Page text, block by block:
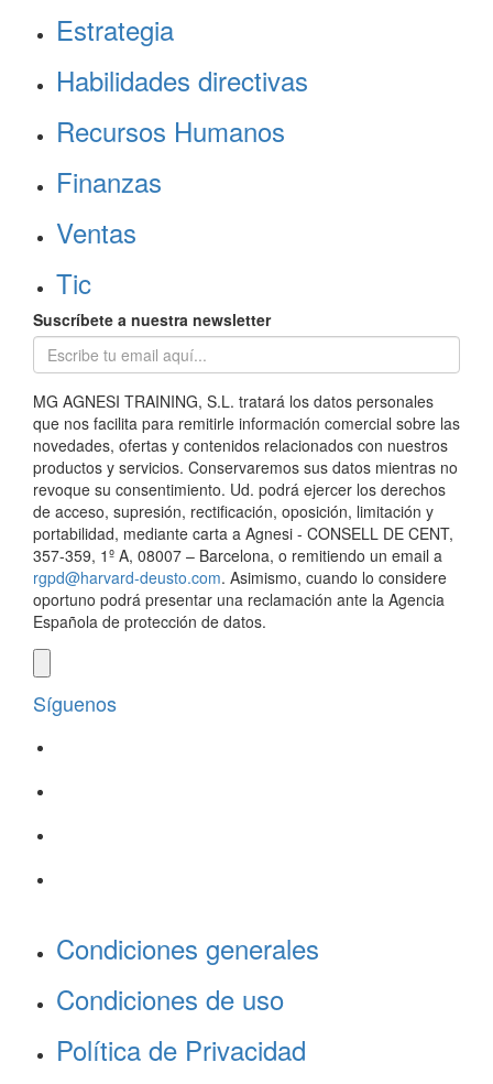
Estrategia
Habilidades directivas
Recursos Humanos
Finanzas
Ventas
Tic
Suscríbete a nuestra newsletter
MG AGNESI TRAINING, S.L. tratará los datos personales
que nos facilita para remitirle información comercial sobre las
novedades, ofertas y contenidos relacionados con nuestros
productos y servicios. Conservaremos sus datos mientras no
revoque su consentimiento. Ud. podrá ejercer los derechos
de acceso, supresión, rectificación, oposición, limitación y
portabilidad, mediante carta a Agnesi - CONSELL DE CENT,
357-359, 1º A, 08007 – Barcelona, o remitiendo un email a
rgpd@harvard-deusto.com. Asimismo, cuando lo considere
oportuno podrá presentar una reclamación ante la Agencia
Española de protección de datos.
Síguenos
Condiciones generales
Condiciones de uso
Política de Privacidad